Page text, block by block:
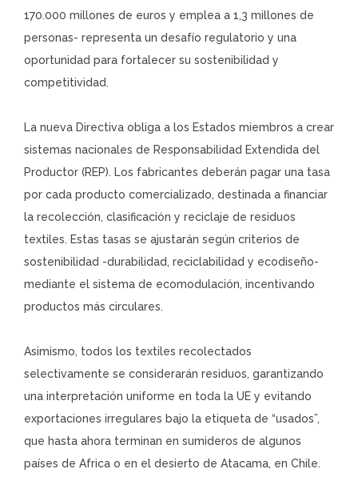
170.000 millones de euros y emplea a 1,3 millones de
personas- representa un desafío regulatorio y una
oportunidad para fortalecer su sostenibilidad y
competitividad.
La nueva Directiva obliga a los Estados miembros a crear
sistemas nacionales de Responsabilidad Extendida del
Productor (REP). Los fabricantes deberán pagar una tasa
por cada producto comercializado, destinada a financiar
la recolección, clasificación y reciclaje de residuos
textiles. Estas tasas se ajustarán según criterios de
sostenibilidad -durabilidad, reciclabilidad y ecodiseño-
mediante el sistema de ecomodulación, incentivando
productos más circulares.
Asimismo, todos los textiles recolectados
selectivamente se considerarán residuos, garantizando
una interpretación uniforme en toda la UE y evitando
exportaciones irregulares bajo la etiqueta de “usados”,
que hasta ahora terminan en sumideros de algunos
países de Africa o en el desierto de Atacama, en Chile.